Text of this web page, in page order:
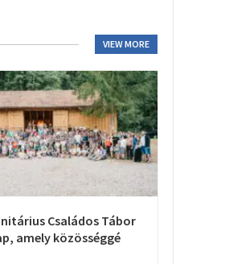
VIEW MORE
Családos Tábor
amely közösséggé